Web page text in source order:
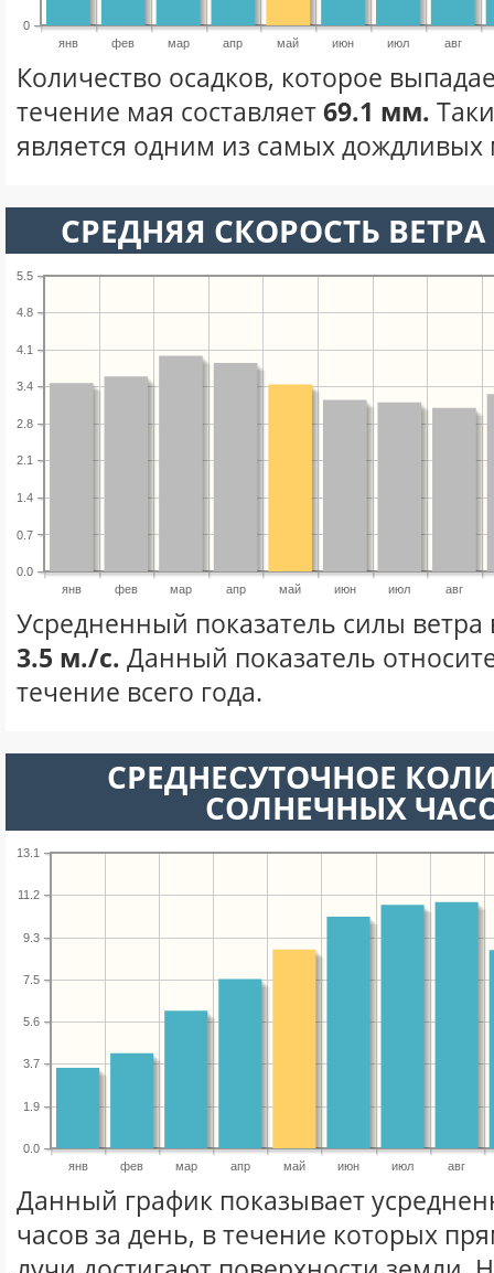
янв фев мар апр май июн июл авг
0
Количество осадков, которое
течение мая составляет69.1 мм.
является одним из самых дождливых
СРЕДНЯЯ СКОРОСТЬ
янв фев мар апр май июн июл авг
0.0
0.7
1.4
2.1
2.8
3.4
4.1
4.8
5.5
Усредненный показатель силы ветра
3.5 м./с. Данный показатель
течение всего года.
СРЕДНЕСУТОЧНОЕ
СОЛНЕЧНЫХ
янв фев мар апр май июн июл авг
0.0
1.9
3.7
5.6
7.5
9.3
11.2
13.1
Данный график показывает
часов за день, в течение которых